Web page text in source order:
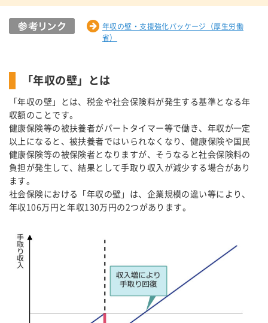
年収の壁・支援強化パッケージ（厚生労働
省）
「年収の壁」とは
「年収の壁」とは、税金や社会保険料が発生する基準となる年
収額のことです。
健康保険等の被扶養者がパートタイマー等で働き、年収が一定
以上になると、被扶養者ではいられなくなり、健康保険や国民
健康保険等の被保険者となりますが、そうなると社会保険料の
負担が発生して、結果として手取り収入が減少する場合があり
ます。
社会保険における「年収の壁」は、企業規模の違い等により、
年収106万円と年収130万円の2つがあります。